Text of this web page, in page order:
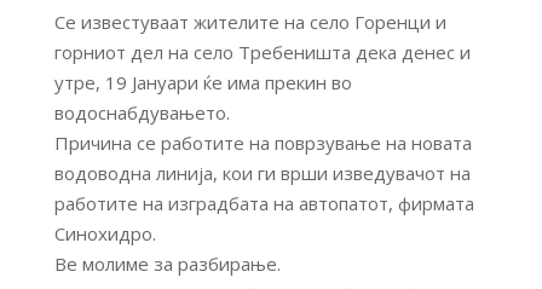
Се известуваат жителите на село Горенци и
горниот дел на село Требеништа дека денес и
утре, 19 Јануари ќе има прекин во
водоснабдувањето.
Причина се работите на поврзување на новата
водоводна линија, кои ги врши изведувачот на
работите на изградбата на автопатот, фирмата
Синохидро.
Ве молиме за разбирање.